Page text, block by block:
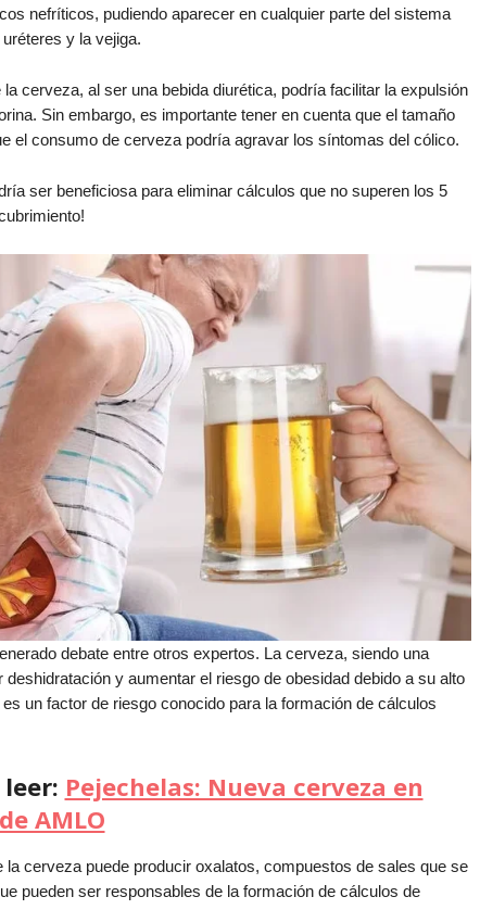
nefríticos, pudiendo aparecer en cualquier parte del sistema
y la vejiga.
cerveza, al ser una bebida diurética, podría facilitar la expulsión
Sin embargo, es importante tener en cuenta que el tamaño
el consumo de cerveza podría agravar los síntomas del cólico.
ser beneficiosa para eliminar cálculos que no superen los 5
debate entre otros expertos. La cerveza, siendo una
y aumentar el riesgo de obesidad debido a su alto
un factor de riesgo conocido para la formación de cálculos
Pejechelas: Nueva cerveza en
AMLO
cerveza puede producir oxalatos, compuestos de sales que se
pueden ser responsables de la formación de cálculos de